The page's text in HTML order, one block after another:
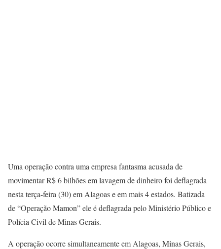
Uma operação contra uma empresa fantasma acusada de
movimentar R$ 6 bilhões em lavagem de dinheiro foi deflagrada
nesta terça-feira (30) em Alagoas e em mais 4 estados. Batizada
de “Operação Mamon” ele é deflagrada pelo Ministério Público e
Polícia Civil de Minas Gerais.
A operação ocorre simultaneamente em Alagoas, Minas Gerais,